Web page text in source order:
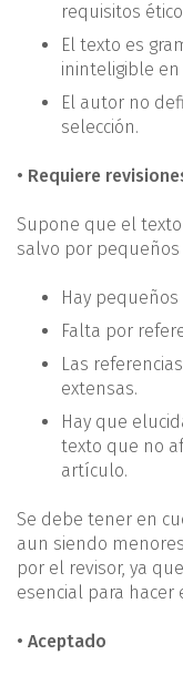
requisitos
El texto es
ininteligible en
El autor no
selección.
• Requiere
Supone que el
salvo por
Hay
Falta por
Las
extensas.
Hay que
texto que no
artículo.
Se debe tener en
aun siendo
por el revisor, ya
esencial para hacer
• Aceptado